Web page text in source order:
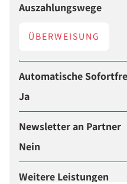
Auszahlungswege
ÜBERWEISUNG
Automatische
Ja
Newsletter an Partner
Nein
Weitere Leistungen